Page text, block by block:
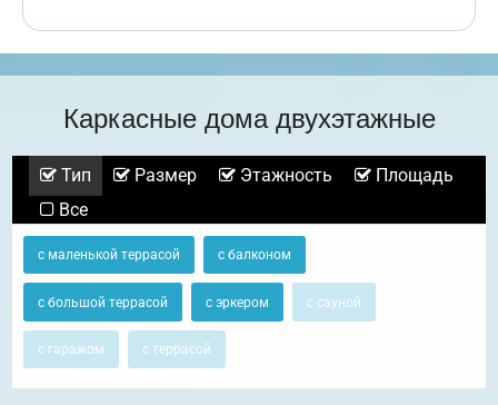
Каркасные дома двухэтажные
Тип Размер Этажность
Площадь
Все
с маленькой террасой с балконом
с большой террасой с эркером с сауной
с гаражом с террасой